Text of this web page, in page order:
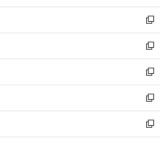
開
く
ウ
で
開
く
ン
ド
ウ
で
開
く
ウ
ィ
ン
ド
ウ
で
開
く
新
し
い
ウ
ィ
ン
ド
ウ
で
開
新
し
い
ウ
ィ
ン
ド
ウ
新
し
い
ウ
ィ
ン
新
し
い
ウ
新
し